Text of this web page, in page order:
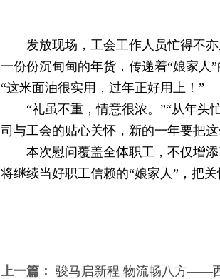
发放现场，工会工作人员忙得不
一份份沉甸甸的年货，传递着“娘家人
“这米面油很实用，过年正好用上！”
“礼虽不重，情意很浓。”“从年头
司与工会的贴心关怀，新的一年要把
本次慰问覆盖全体职工，不仅增
将继续当好职工信赖的“娘家人”，把
上一篇： 骏马启新程 物流畅八方——